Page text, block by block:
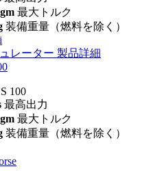
最大トルク
装備重量（燃料を除く）
i
レーター 製品詳細
100
最高出力
最大トルク
装備重量（燃料を除く）